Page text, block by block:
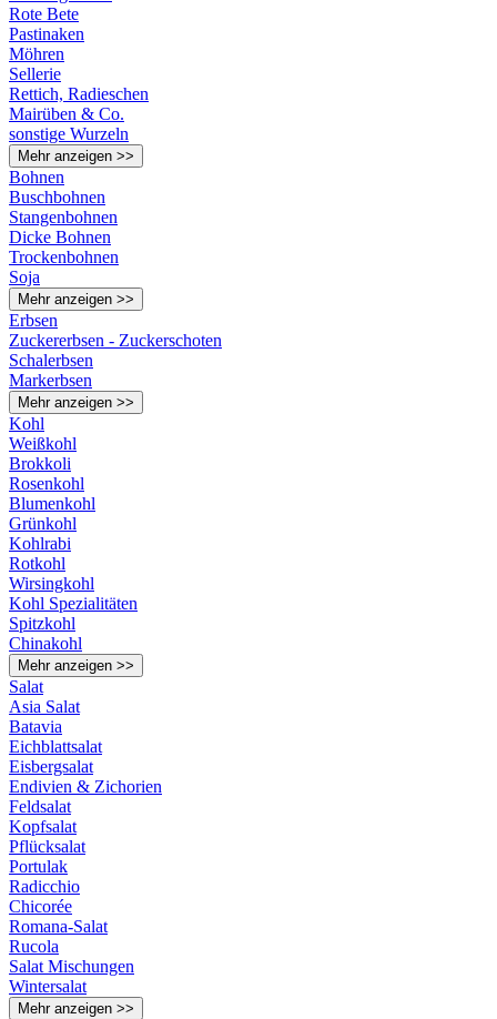
Rote Bete
Pastinaken
Möhren
Sellerie
Rettich, Radieschen
Mairüben & Co.
sonstige Wurzeln
Mehr anzeigen >>
Bohnen
Buschbohnen
Stangenbohnen
Dicke Bohnen
Trockenbohnen
Soja
Mehr anzeigen >>
Erbsen
Zuckererbsen - Zuckerschoten
Schalerbsen
Markerbsen
Mehr anzeigen >>
Kohl
Weißkohl
Brokkoli
Rosenkohl
Blumenkohl
Grünkohl
Kohlrabi
Rotkohl
Wirsingkohl
Kohl Spezialitäten
Spitzkohl
Chinakohl
Mehr anzeigen >>
Salat
Asia Salat
Batavia
Eichblattsalat
Eisbergsalat
Endivien & Zichorien
Feldsalat
Kopfsalat
Pflücksalat
Portulak
Radicchio
Chicorée
Romana-Salat
Rucola
Salat Mischungen
Wintersalat
Mehr anzeigen >>